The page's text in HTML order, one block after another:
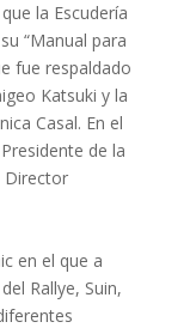
la Escudería
“Manual para
fue respaldado
Katsuki y la
Casal. En el
de la
Director
en el que a
Rallye, Suin,